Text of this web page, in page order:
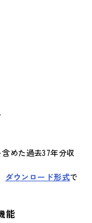
めた過去37年分収
ダウンロード形式で
能